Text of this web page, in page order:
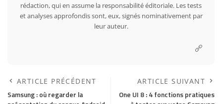
rédaction, qui en assume la responsabilité éditoriale. Les tests
et analyses approfondis sont, eux, signés nominativement par
leur auteur.
ARTICLE PRÉCÉDENT
Samsung : où regarder la
ARTICLE SUIVANT
One UI 8 : 4 fonctions pratiques